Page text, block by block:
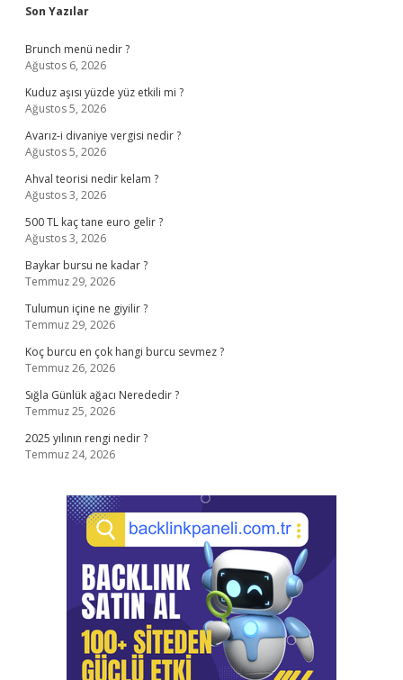
Sidebar
Son Yazılar
Brunch menü nedir ?
Ağustos 6, 2026
Kuduz aşısı yüzde yüz etkili mi ?
Ağustos 5, 2026
Avarız-i divaniye vergisi nedir ?
Ağustos 5, 2026
Ahval teorisi nedir kelam ?
Ağustos 3, 2026
500 TL kaç tane euro gelir ?
Ağustos 3, 2026
Baykar bursu ne kadar ?
Temmuz 29, 2026
Tulumun içine ne giyilir ?
Temmuz 29, 2026
Koç burcu en çok hangi burcu sevmez ?
Temmuz 26, 2026
Sığla Günlük ağacı Nerededir ?
Temmuz 25, 2026
2025 yılının rengi nedir ?
Temmuz 24, 2026